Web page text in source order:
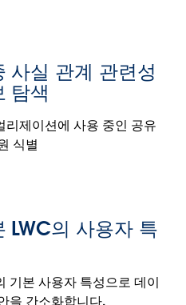
원본 필터
게 줄일 수 있게 합니다. 사
고 관련 없는 데이터를 걸
분석할 수 있습니다.
사실 관계 관련성
탐색
리제이션에 사용 중인 공유
식별
LWC의 사용자 특
기본 사용자 특성으로 데이
을 간소화합니다.